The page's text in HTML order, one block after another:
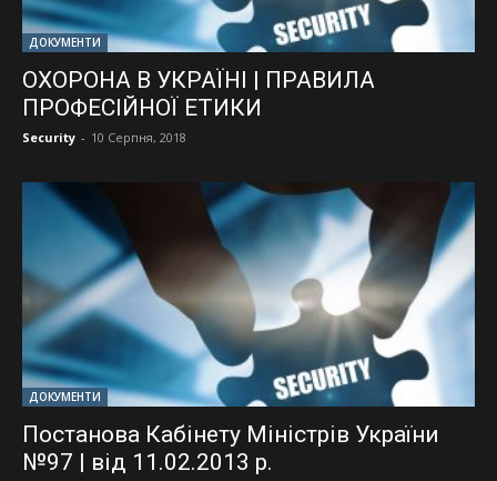
ДОКУМЕНТИ
ОХОРОНА В УКРАЇНІ | ПРАВИЛА
ПРОФЕСІЙНОЇ ЕТИКИ
Security - 10 Серпня, 2018
ДОКУМЕНТИ
Постанова Кабінету Міністрів України
№97 | від 11.02.2013 р.